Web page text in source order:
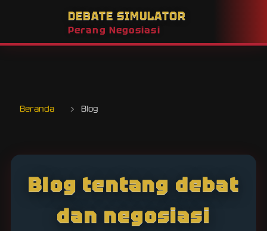
DEBATE SIMULATOR
Perang Negosiasi
Beranda › Blog
Blog tentang debat
dan negosiasi